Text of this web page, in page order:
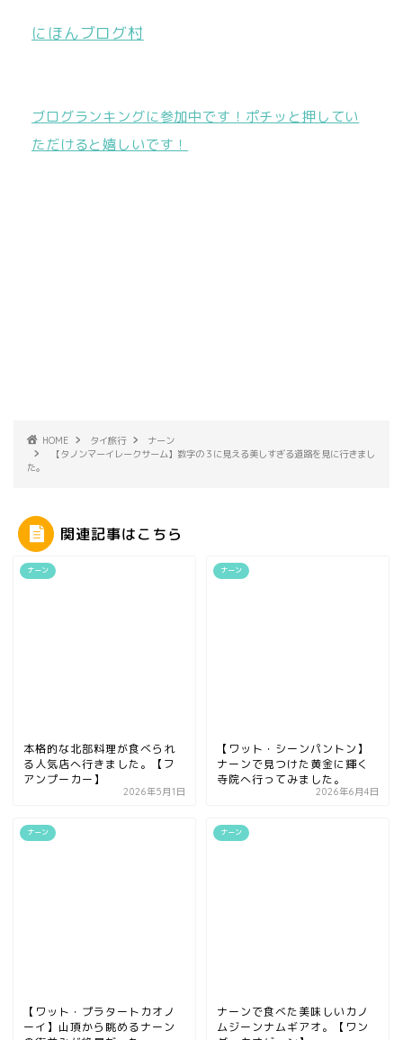
にほんブログ村
ブログランキングに参加中です！ポチッと押してい
ただけると嬉しいです！
HOME タイ旅行
ナーン
【タノンマーイレークサーム】数字の３に見える美しすぎる道路を見に行きまし
た。
関連記事はこちら
ナーン
本格的な北部料理が食べられ
る人気店へ行きました。【フ
アンプーカー】
2026年5月1日
ナーン
【ワット・シーンパントン】
ナーンで見つけた黄金に輝く
寺院へ行ってみました。
2026年6月4日
ナーン
【ワット・プラタートカオノ
ーイ】山頂から眺めるナーン
ナーン
ナーンで食べた美味しいカノ
ムジーンナムギアオ。【ワン